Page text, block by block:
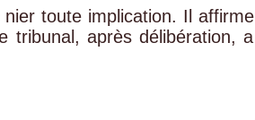
toute implication. Il affirme
tribunal, après délibération, a